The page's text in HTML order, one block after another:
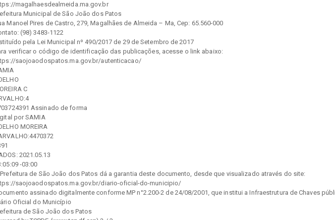
magalhaesdealmeida.ma.gov.br
Municipal de São João dos Patos
Manoel Pires de Castro, 279, Magalhães de Almeida – Ma, Cep: 65.560-000
(98) 3483-1122
pela Lei Municipal nº 490/2017 de 29 de Setembro de 2017
verificar o código de identificação das publicações, acesse o link abaixo:
saojoaodospatos.ma.gov.br/autenticacao/
C
Assinado de forma
por SAMIA
MOREIRA
2021.05.13
-03:00
de São João dos Patos dá a garantia deste documento, desde que visualizado através do site:
saojoaodospatos.ma.gov.br/diario-oficial-do-municipio/
assinado digitalmente conforme MP n°2.200-2 de 24/08/2001, que institui a Infraestrutura de Chaves
Oficial do Município
de São João dos Patos